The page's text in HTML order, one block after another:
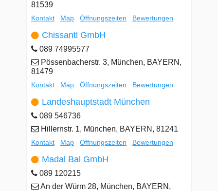
81539
Kontakt Map Öffnungszeiten Bewertungen
Chissantl GmbH
089 74995577
Pössenbacherstr. 3, München, BAYERN,
81479
Kontakt Map Öffnungszeiten Bewertungen
Landeshauptstadt München
089 546736
Hillernstr. 1, München, BAYERN, 81241
Kontakt Map Öffnungszeiten Bewertungen
Madal Bal GmbH
089 120215
An der Würm 28, München, BAYERN,